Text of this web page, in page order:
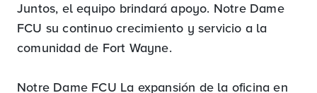
Juntos, el equipo brindará apoyo. Notre Dame
FCU su continuo crecimiento y servicio a la
comunidad de Fort Wayne.
Notre Dame FCU La expansión de la oficina en